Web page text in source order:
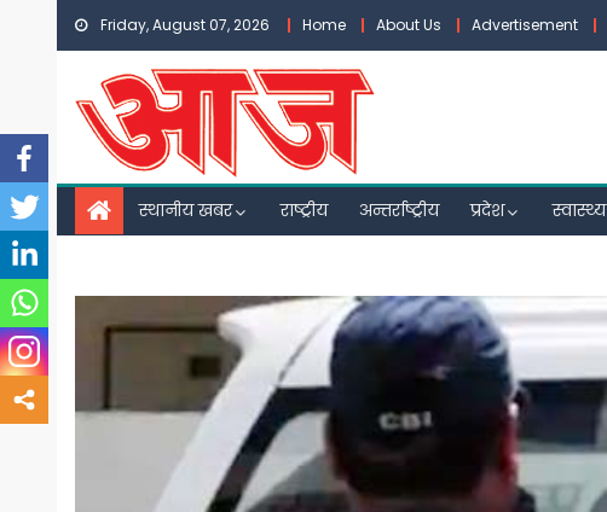
Skip
content
Friday, August 07, 2026 Home About Us Advertisement
स्थानीय खबर राष्ट्रीय अन्तर्राष्ट्रीय प्रदेश स्वास्थ्य